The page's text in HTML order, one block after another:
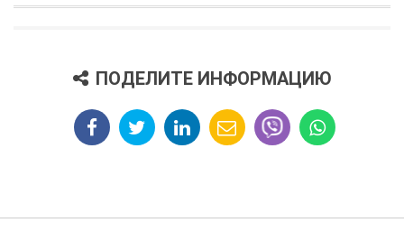
ПОДЕЛИТЕ ИНФОРМАЦИЮ